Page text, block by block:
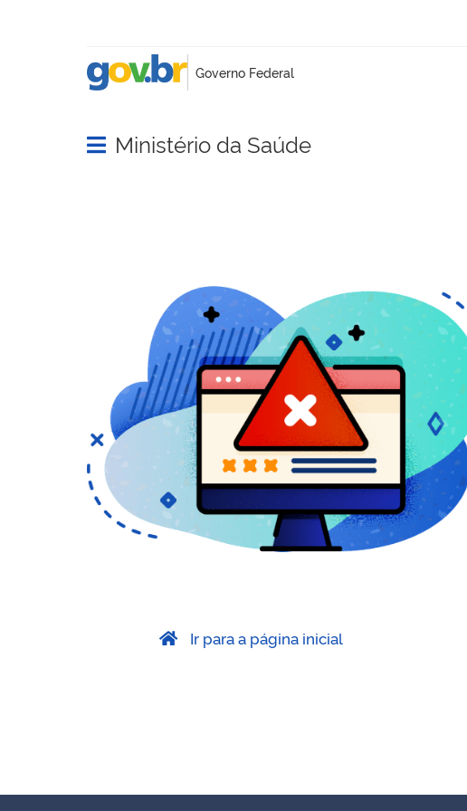
Abrir menu principal de navegação
Ministério da Saúde
Ir para a página inicial